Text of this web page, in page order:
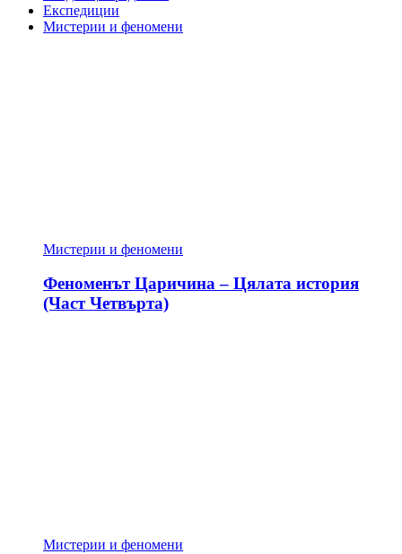
Експедиции
Мистерии и феномени
Мистерии и феномени
Феноменът Царичина – Цялата история
(Част Четвърта)
Мистерии и феномени